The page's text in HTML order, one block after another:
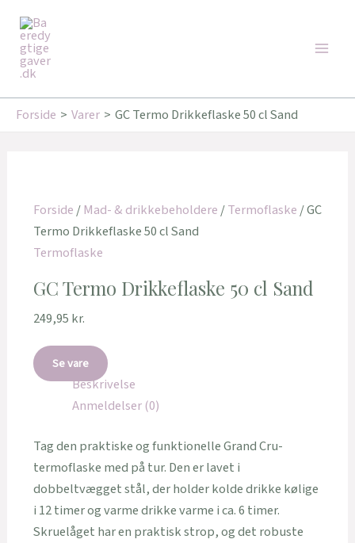
indholdet
Forside Varer GC Termo Drikkeflaske 50 cl Sand
Forside/Mad- & drikkebeholdere/Termoflaske/ GC
Termo Drikkeflaske 50 cl Sand
Termoflaske
GC Termo Drikkeflaske 50 cl Sand
249,95 kr.
Se vare
Beskrivelse
Anmeldelser (0)
Tag den praktiske og funktionelle Grand Cru-
termoflaske med på tur. Den er lavet i
dobbeltvægget stål, der holder kolde drikke kølige
i 12 timer og varme drikke varme i ca. 6 timer.
Skruelåget har en praktisk strop, og det robuste
Tilbud!
Tilbud!
179,95 kr..162,00 kr..
Tilbud!
Tilbud!
249,95 kr..221,00 kr..
Tilbud!
Tilbud!
179,00 kr..143,20 kr..